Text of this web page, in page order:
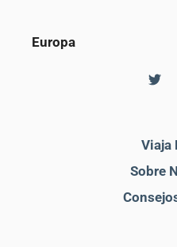
Europa
Viaja
Sobre